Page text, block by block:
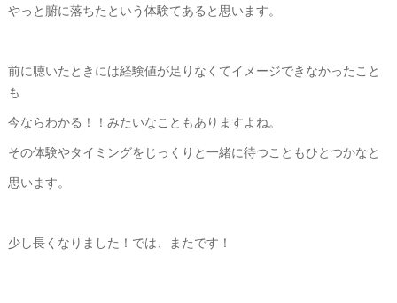
やっと腑に落ちたという体験てあると思います。
前に聴いたときには経験値が足りなくてイメージできなかったこと
も
今ならわかる！！みたいなこともありますよね。
その体験やタイミングをじっくりと一緒に待つこともひとつかなと
思います。
少し長くなりました！では、またです！